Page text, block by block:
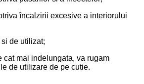
încalzirii excesive a interiorului
de utilizat;
cat mai indelungata, va rugam
de utilizare de pe cutie.